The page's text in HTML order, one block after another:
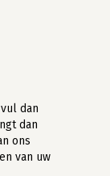
dan
dan
ons
van uw